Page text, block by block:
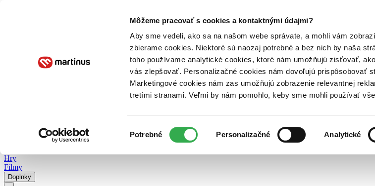
Môžeme pracovať s cookies a kontaktnými údajmi?
Aby sme vedeli, ako sa na našom webe správate, a mohli vám
zbierame cookies. Niektoré sú naozaj potrebné a bez nich by naša
toho používame analytické cookies, ktoré nám umožňujú zisťovať,
vás zlepšovať. Personalizačné cookies nám dovoľujú prispôsobovať
Marketingové cookies nám zas umožňujú zobrazenie relevantnej
tretími stranami. Veľmi by nám pomohlo, keby sme mohli používať
súhlasu
Potrebné Personalizačné Analytické
Poukážky Kontakt
Hry
Filmy
Doplnky